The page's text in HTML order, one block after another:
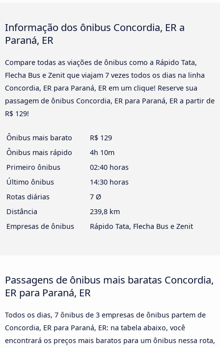
Informação dos ônibus Concordia, ER a
Paraná, ER
Compare todas as viações de ônibus como a Rápido Tata,
Flecha Bus e Zenit que viajam 7 vezes todos os dias na linha
Concordia, ER para Paraná, ER em um clique! Reserve sua
passagem de ônibus Concordia, ER para Paraná, ER a partir de
R$ 129!
Ônibus mais barato
R$ 129
Ônibus mais rápido
4h 10m
Primeiro ônibus
02:40 horas
Último ônibus
14:30 horas
Rotas diárias
7 Ø
Distância
239,8 km
Empresas de ônibus
Rápido Tata, Flecha Bus e Zenit
Passagens de ônibus mais baratas Concordia,
ER para Paraná, ER
Todos os dias, 7 ônibus de 3 empresas de ônibus partem de
Concordia, ER para Paraná, ER: na tabela abaixo, você
encontrará os preços mais baratos para um ônibus nessa rota,